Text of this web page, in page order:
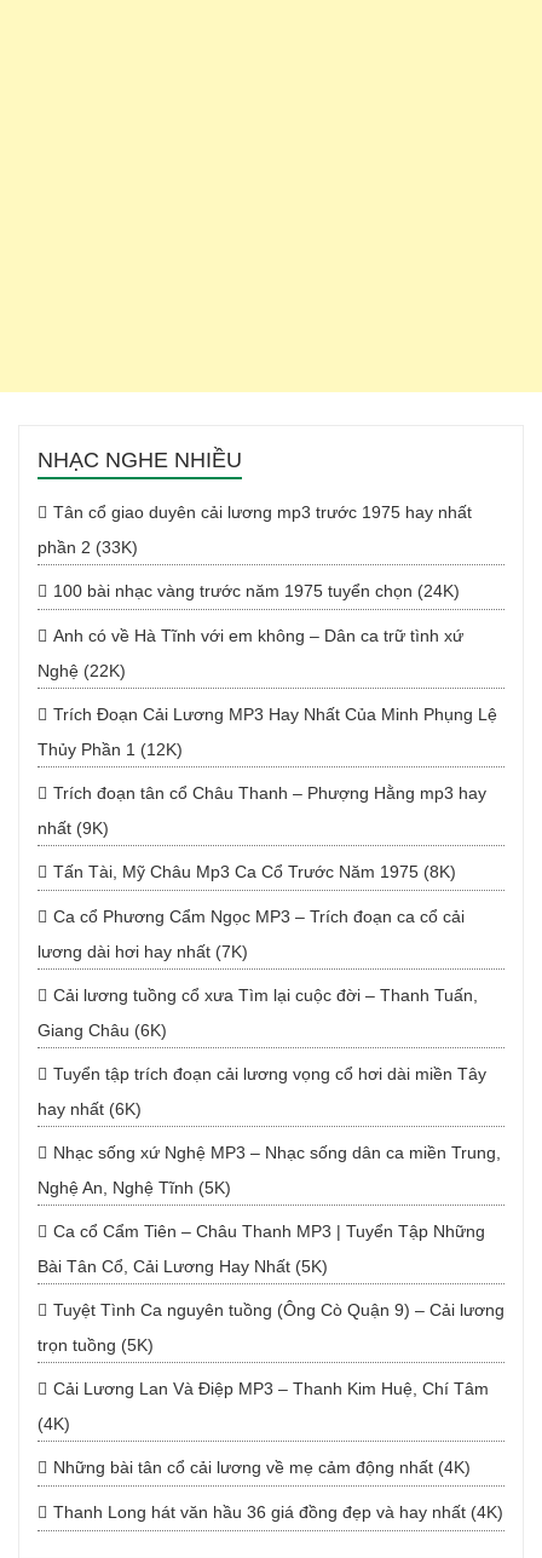
NHẠC NGHE NHIỀU
Tân cổ giao duyên cải lương mp3 trước 1975 hay nhất
phần 2 (33K)
100 bài nhạc vàng trước năm 1975 tuyển chọn (24K)
Anh có về Hà Tĩnh với em không – Dân ca trữ tình xứ
Nghệ (22K)
Trích Đoạn Cải Lương MP3 Hay Nhất Của Minh Phụng Lệ
Thủy Phần 1 (12K)
Trích đoạn tân cổ Châu Thanh – Phượng Hằng mp3 hay
nhất (9K)
Tấn Tài, Mỹ Châu Mp3 Ca Cổ Trước Năm 1975 (8K)
Ca cổ Phương Cẩm Ngọc MP3 – Trích đoạn ca cổ cải
lương dài hơi hay nhất (7K)
Cải lương tuồng cổ xưa Tìm lại cuộc đời – Thanh Tuấn,
Giang Châu (6K)
Tuyển tập trích đoạn cải lương vọng cổ hơi dài miền Tây
hay nhất (6K)
Nhạc sống xứ Nghệ MP3 – Nhạc sống dân ca miền Trung,
Nghệ An, Nghệ Tĩnh (5K)
Ca cổ Cẩm Tiên – Châu Thanh MP3 | Tuyển Tập Những
Bài Tân Cổ, Cải Lương Hay Nhất (5K)
Tuyệt Tình Ca nguyên tuồng (Ông Cò Quận 9) – Cải lương
trọn tuồng (5K)
Cải Lương Lan Và Điệp MP3 – Thanh Kim Huệ, Chí Tâm
(4K)
Những bài tân cổ cải lương về mẹ cảm động nhất (4K)
Thanh Long hát văn hầu 36 giá đồng đẹp và hay nhất (4K)